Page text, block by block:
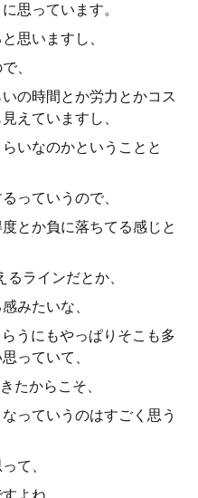
思っています。
思いますし、
、
の時間とか労力とかコス
えていますし、
いなのかということと
っていうので、
とか負に落ちてる感じと
ラインだとか、
みたいな、
うにもやっぱりそこも多
っていて、
たからこそ、
っていうのはすごく思う
て、